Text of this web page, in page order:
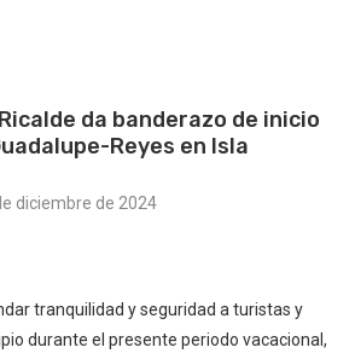
da banderazo de inicio
Reyes en Isla
diciembre de 2024
tranquilidad y seguridad a turistas y
durante el presente periodo vacacional,